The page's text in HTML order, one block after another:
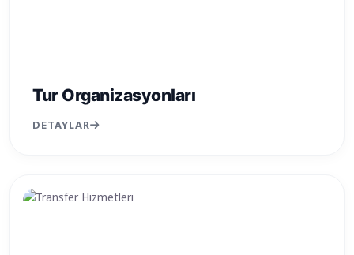
Tur Organizasyonları
DETAYLAR